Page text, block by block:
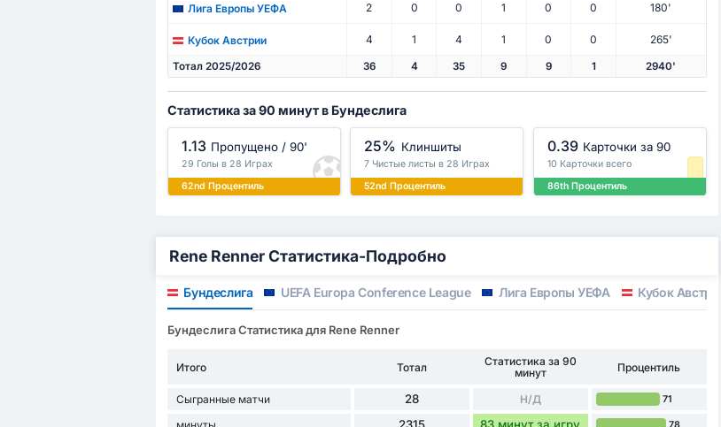
Лига Европы УЕФА 2 0 0 1 0 0 180'
Кубок Австрии 4 1 4 1 0 0 265'
Тотал 2025/2026 36 4 35 9 9 1 2940'
Статистика за 90 минут в Бундеслига
1.13 Пропущено / 90'
29 Голы в 28 Играх
62nd Процентиль
25% Клиншиты
7 Чистые листы в 28 Играх
52nd Процентиль
0.39 Карточки за 90
10 Карточки всего
86th Процентиль
Rene Renner Статистика-Подробно
Бундеслига UEFA Europa Conference League Лига Европы УЕФА Кубок Австрии
Бундеслига Статистика для Rene Renner
Итого Тотал
Статистика за 90
минут
Процентиль
Сыгранные матчи 28 Н/Д 71